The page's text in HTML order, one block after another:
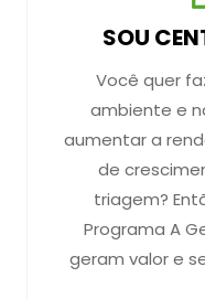
SOU
Você quer
ambiente e
aumentar a
de
triagem?
Programa A
geram valor e